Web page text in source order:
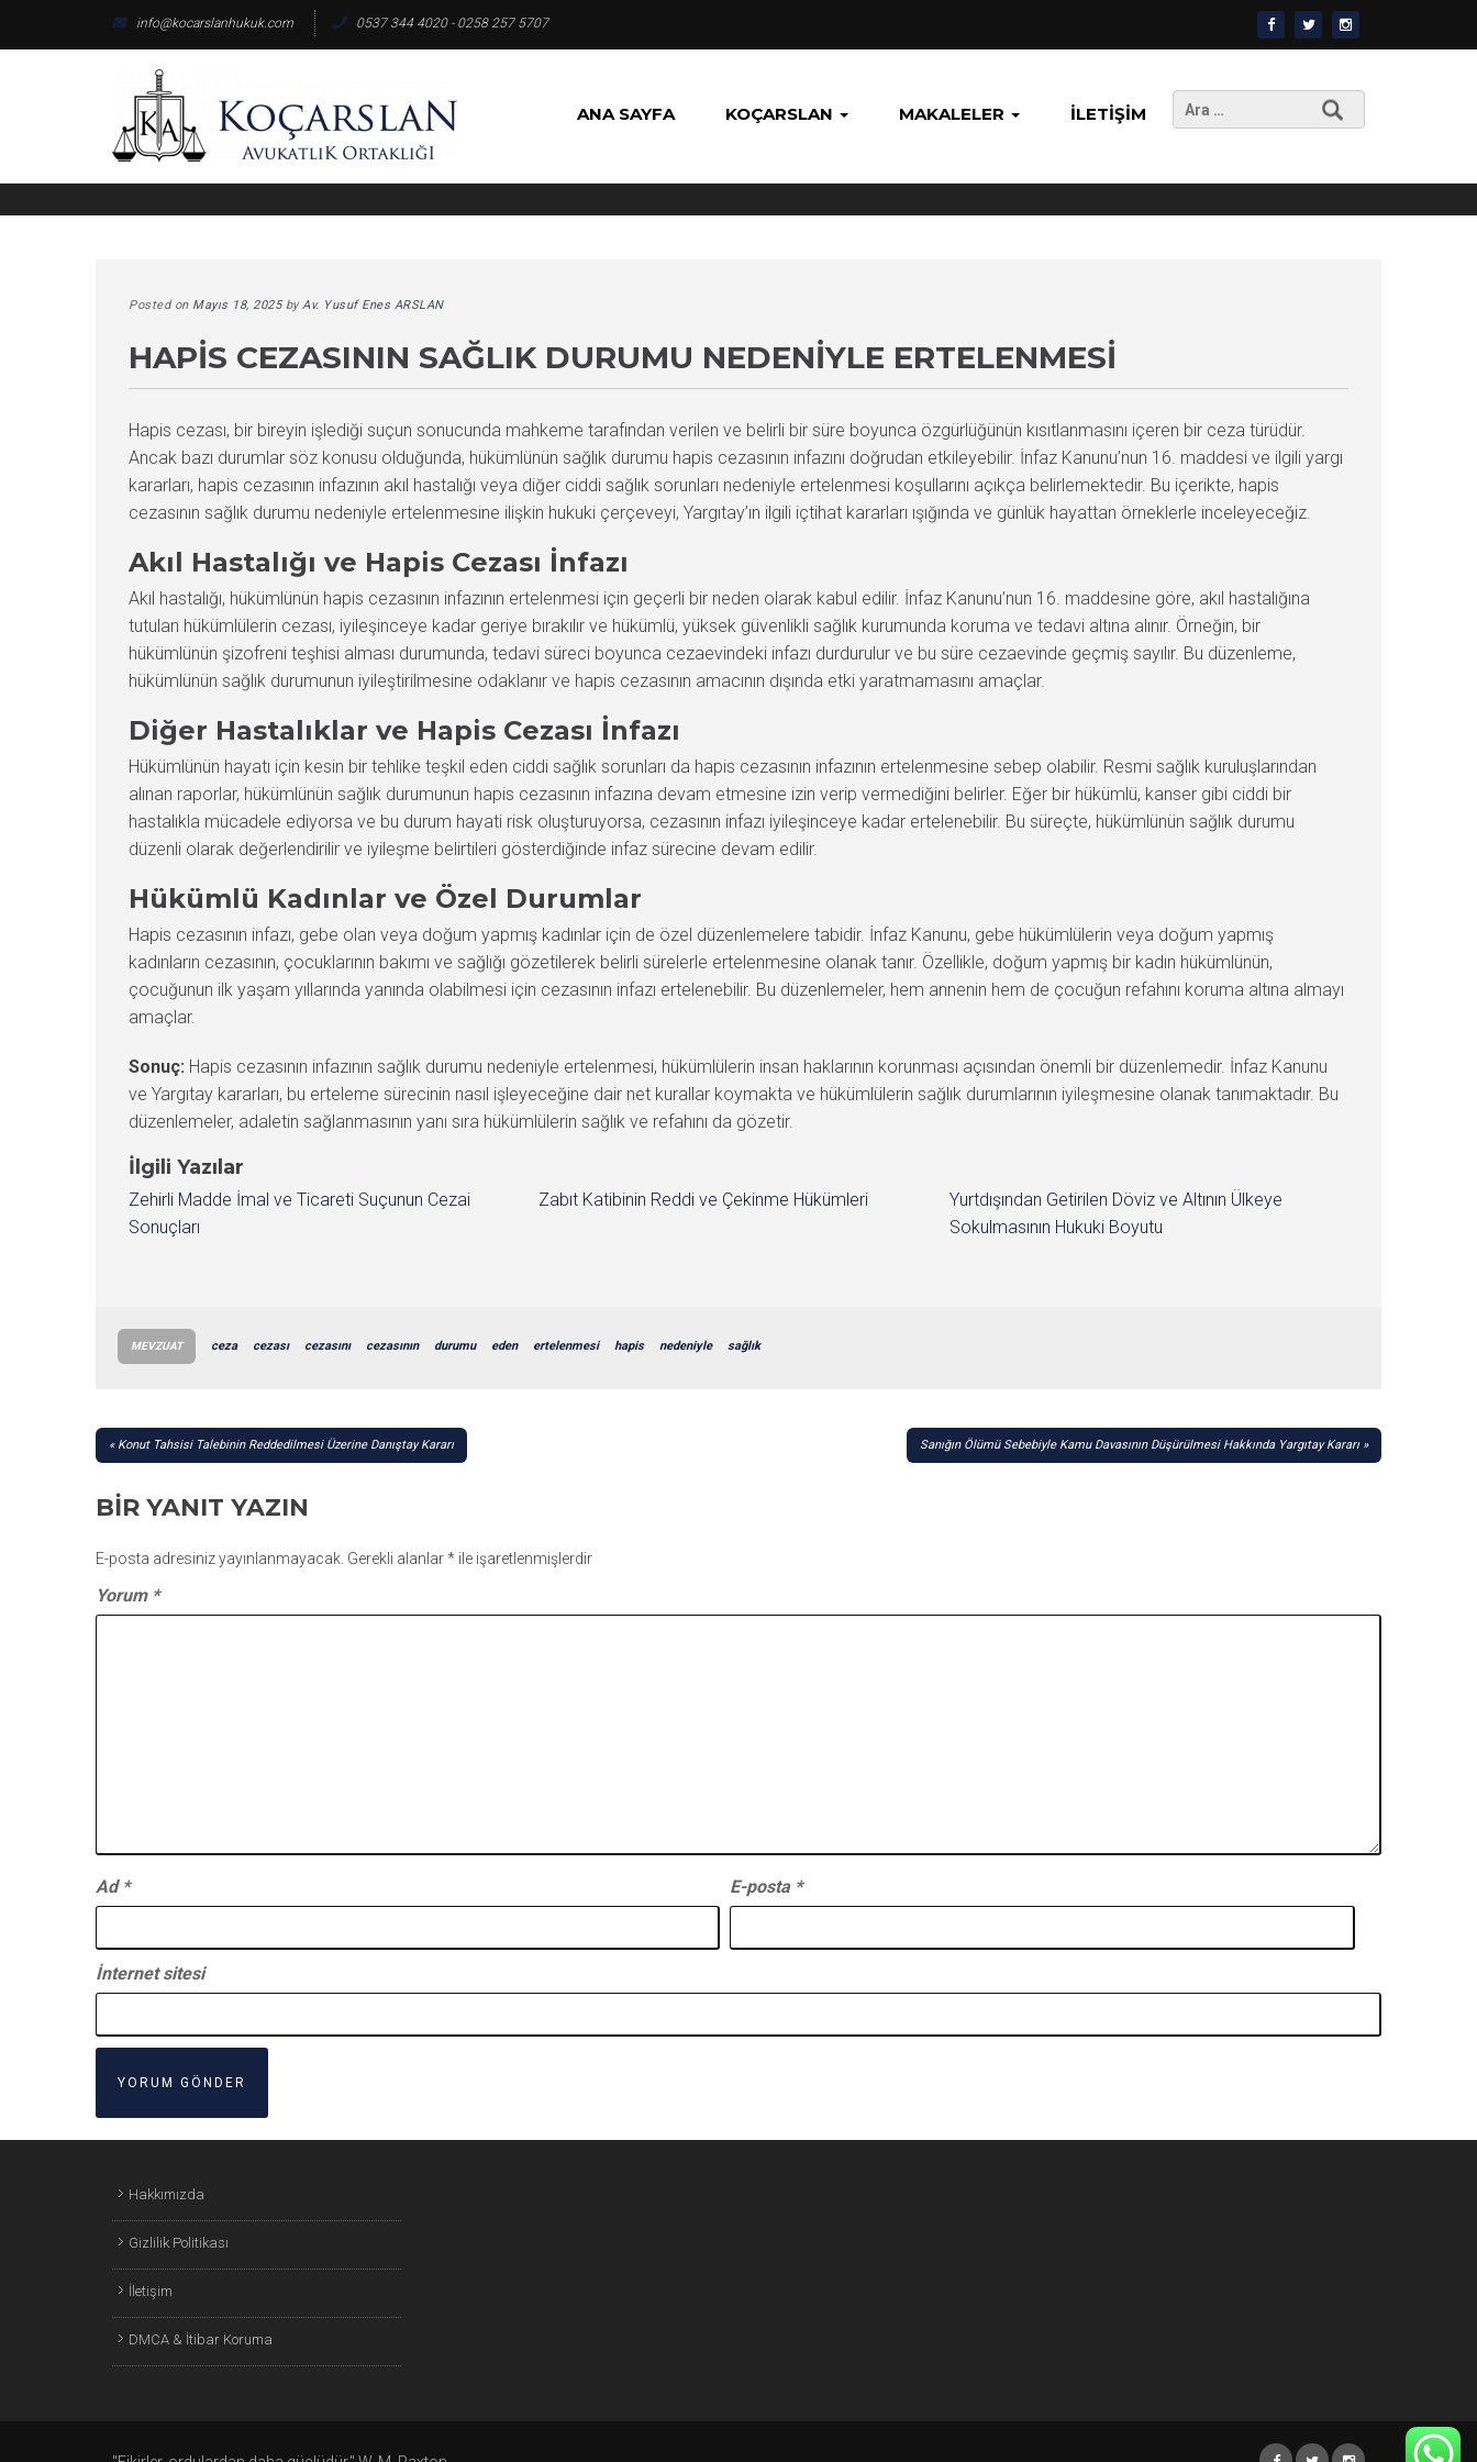
info@kocarslanhukuk.com 0537 344 4020 - 0258 257 5707
ANA SAYFA KOÇARSLAN MAKALELER İLETIŞIM
Arama:
Posted on Mayıs 18, 2025byAv. Yusuf Enes ARSLAN
HAPIS CEZASININ SAĞLIK DURUMU NEDENIYLE ERTELENMESI
Hapis cezası, bir bireyin işlediği suçun sonucunda mahkeme tarafından verilen ve belirli bir süre boyunca özgürlüğünün kısıtlanmasını içeren bir ceza türüdür.
Ancak bazı durumlar söz konusu olduğunda, hükümlünün sağlık durumu hapis cezasının infazını doğrudan etkileyebilir. İnfaz Kanunu’nun 16. maddesi ve ilgili yargı
kararları, hapis cezasının infazının akıl hastalığı veya diğer ciddi sağlık sorunları nedeniyle ertelenmesi koşullarını açıkça belirlemektedir. Bu içerikte, hapis
cezasının sağlık durumu nedeniyle ertelenmesine ilişkin hukuki çerçeveyi, Yargıtay’ın ilgili içtihat kararları ışığında ve günlük hayattan örneklerle inceleyeceğiz.
Akıl Hastalığı ve Hapis Cezası İnfazı
Akıl hastalığı, hükümlünün hapis cezasının infazının ertelenmesi için geçerli bir neden olarak kabul edilir. İnfaz Kanunu’nun 16. maddesine göre, akıl hastalığına
tutulan hükümlülerin cezası, iyileşinceye kadar geriye bırakılır ve hükümlü, yüksek güvenlikli sağlık kurumunda koruma ve tedavi altına alınır. Örneğin, bir
hükümlünün şizofreni teşhisi alması durumunda, tedavi süreci boyunca cezaevindeki infazı durdurulur ve bu süre cezaevinde geçmiş sayılır. Bu düzenleme,
hükümlünün sağlık durumunun iyileştirilmesine odaklanır ve hapis cezasının amacının dışında etki yaratmamasını amaçlar.
Diğer Hastalıklar ve Hapis Cezası İnfazı
Hükümlünün hayatı için kesin bir tehlike teşkil eden ciddi sağlık sorunları da hapis cezasının infazının ertelenmesine sebep olabilir. Resmi sağlık kuruluşlarından
alınan raporlar, hükümlünün sağlık durumunun hapis cezasının infazına devam etmesine izin verip vermediğini belirler. Eğer bir hükümlü, kanser gibi ciddi bir
hastalıkla mücadele ediyorsa ve bu durum hayati risk oluşturuyorsa, cezasının infazı iyileşinceye kadar ertelenebilir. Bu süreçte, hükümlünün sağlık durumu
düzenli olarak değerlendirilir ve iyileşme belirtileri gösterdiğinde infaz sürecine devam edilir.
Hükümlü Kadınlar ve Özel Durumlar
Hapis cezasının infazı, gebe olan veya doğum yapmış kadınlar için de özel düzenlemelere tabidir. İnfaz Kanunu, gebe hükümlülerin veya doğum yapmış
kadınların cezasının, çocuklarının bakımı ve sağlığı gözetilerek belirli sürelerle ertelenmesine olanak tanır. Özellikle, doğum yapmış bir kadın hükümlünün,
çocuğunun ilk yaşam yıllarında yanında olabilmesi için cezasının infazı ertelenebilir. Bu düzenlemeler, hem annenin hem de çocuğun refahını koruma altına almayı
amaçlar.
Sonuç: Hapis cezasının infazının sağlık durumu nedeniyle ertelenmesi, hükümlülerin insan haklarının korunması açısından önemli bir düzenlemedir. İnfaz Kanunu
ve Yargıtay kararları, bu erteleme sürecinin nasıl işleyeceğine dair net kurallar koymakta ve hükümlülerin sağlık durumlarının iyileşmesine olanak tanımaktadır. Bu
düzenlemeler, adaletin sağlanmasının yanı sıra hükümlülerin sağlık ve refahını da gözetir.
İlgili Yazılar
Zehirli Madde İmal ve Ticareti Suçunun Cezai
Sonuçları
Zabıt Katibinin Reddi ve Çekinme Hükümleri
Yurtdışından Getirilen Döviz ve Altının Ülkeye
Sokulmasının Hukuki Boyutu
MEVZUAT ceza cezası cezasını cezasının durumu eden ertelenmesi hapis nedeniyle sağlık
YAZI
Konut Tahsisi Talebinin Reddedilmesi Üzerine Danıştay Kararı Sanığın Ölümü Sebebiyle Kamu Davasının Düşürülmesi Hakkında Yargıtay Kararı
BIR YANIT YAZIN
E-posta adresiniz yayınlanmayacak. Gerekli alanlar* ile işaretlenmişlerdir
Yorum *
Ad * E-posta *
İnternet sitesi
Hakkımızda
Gizlilik Politikası
İletişim
DMCA & İtibar Koruma